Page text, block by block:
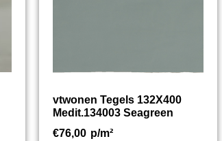
vtwonen Tegels 132X400
Medit.134003 Seagreen
€76,00 p/m²